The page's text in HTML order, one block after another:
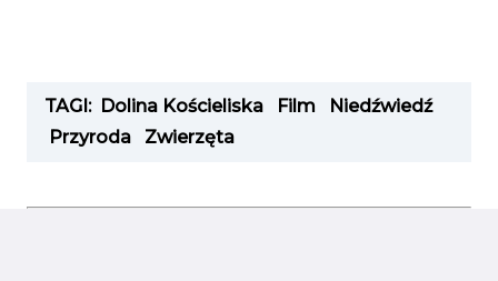
TAGI: Dolina Kościeliska Film
Niedźwiedź
Przyroda
Zwierzęta